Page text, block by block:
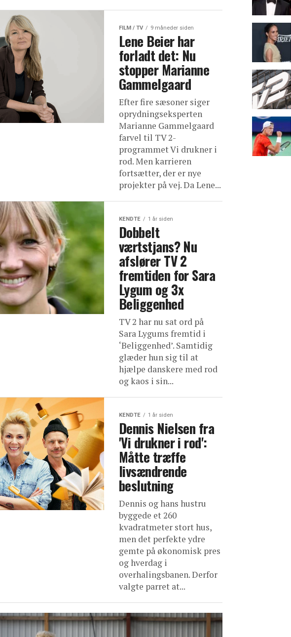
FILM / TV 9 måneder siden
Lene Beier har
forladt det: Nu
stopper Marianne
Gammelgaard
Efter fire sæsoner siger
oprydningseksperten
Marianne Gammelgaard
farvel til TV 2-
programmet Vi drukner i
rod. Men karrieren
fortsætter, der er nye
projekter på vej. Da Lene...
KENDTE 1 år siden
Dobbelt
værtstjans? Nu
afslører TV 2
fremtiden for Sara
Lygum og 3x
Beliggenhed
TV 2 har nu sat ord på
Sara Lygums fremtid i
‘Beliggenhed’. Samtidig
glæder hun sig til at
hjælpe danskere med rod
og kaos i sin...
KENDTE 1 år siden
Dennis Nielsen fra
'Vi drukner i rod':
Måtte træffe
livsændrende
beslutning
Dennis og hans hustru
byggede et 260
kvadratmeter stort hus,
men det perfekte ydre
gemte på økonomisk pres
og hverdag i
overhalingsbanen. Derfor
valgte parret at...